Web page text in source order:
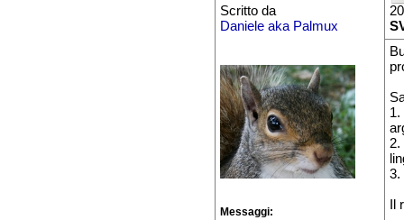
Scritto da
Daniele aka Palmux
Messaggi
1.
2.
3.